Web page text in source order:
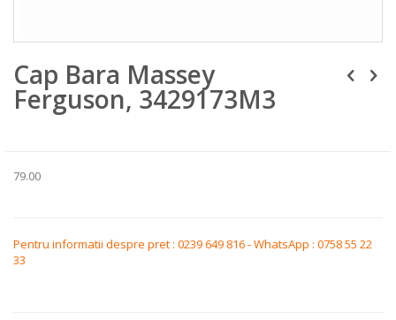
to
the
beginning
Cap Bara Massey
Ferguson, 3429173M3
79.00
Pentru informatii despre pret : 0239 649 816 - WhatsApp : 0758 55 22
33